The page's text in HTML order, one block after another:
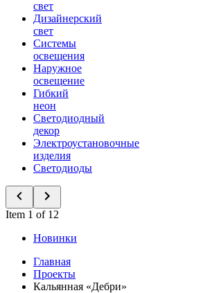
свет
Дизайнерский
свет
Системы
освещения
Наружное
освещение
Гибкий
неон
Светодиодный
декор
Электроустановочные
изделия
Светодиоды
Item 1 of 12
Новинки
Главная
Проекты
Кальянная «Дебри»